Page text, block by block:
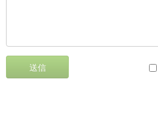
送信